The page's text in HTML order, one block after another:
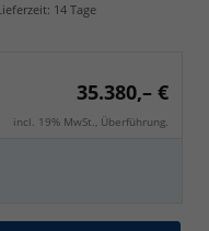
14 Tage
35.380,– €
incl. 19% MwSt., Überführung.